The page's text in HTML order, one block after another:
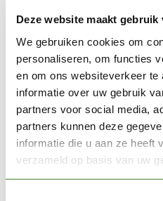
Deze website maakt gebruik
We gebruiken cookies om
personaliseren, om functies
en om ons websiteverkeer
informatie over uw gebruik
partners voor social media,
partners kunnen deze
informatie die u aan ze heeft
verzameld op basis van uw
VALLEJO
Vallejo Airbrush
200ml - 71199
Op voorraad
SCENERY
Scenery
Medium - 12x -